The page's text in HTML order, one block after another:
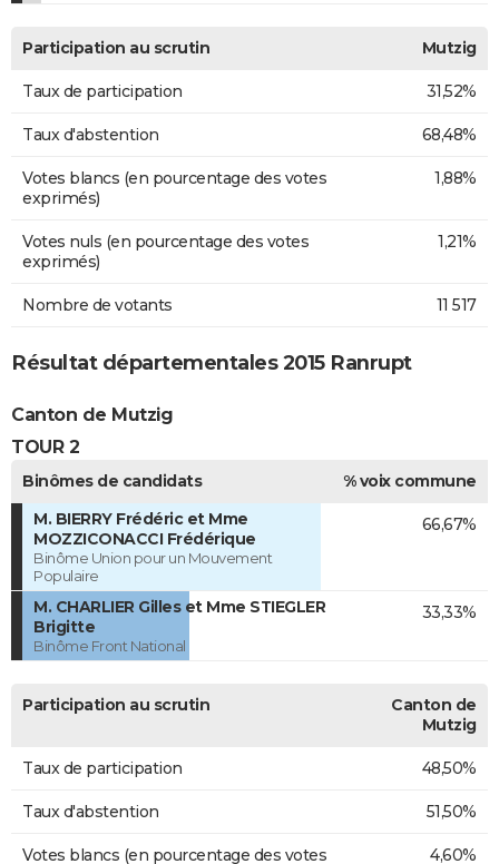
Participation au scrutin Mutzig
Taux de participation 31,52%
Taux d'abstention 68,48%
Votes blancs (en pourcentage des votes
exprimés)
1,88%
Votes nuls (en pourcentage des votes
exprimés)
1,21%
Nombre de votants 11 517
Résultat départementales 2015 Ranrupt
Canton de Mutzig
TOUR 2
Binômes de candidats
% voix commune
M. BIERRY Frédéric et Mme
MOZZICONACCI Frédérique
Binôme Union pour un Mouvement
Populaire
66,67%
M. CHARLIER Gilles et Mme STIEGLER
Brigitte
Binôme Front National
33,33%
Participation au scrutin
Canton de
Mutzig
Taux de participation 48,50%
Taux d'abstention 51,50%
Votes blancs (en pourcentage des votes 4,60%